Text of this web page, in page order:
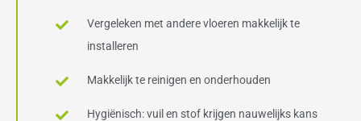
Vergeleken met andere vloeren makkelijk te
installeren
Makkelijk te reinigen en onderhouden
Hygiënisch: vuil en stof krijgen nauwelijks kans